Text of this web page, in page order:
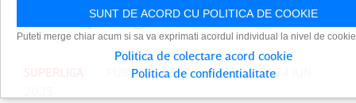
din Superliga
PUBLICAT DETUDOR MOISAPE 24 IUN
SUNT DE ACORD CU POLITICA DE COOKIE
Puteti merge chiar acum si sa va exprimati acordul individual la nivel de
Politica de colectare acord cookie
Politica de confidentialitate